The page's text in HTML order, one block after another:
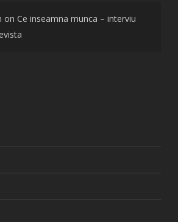
on Ce inseamna munca – interviu